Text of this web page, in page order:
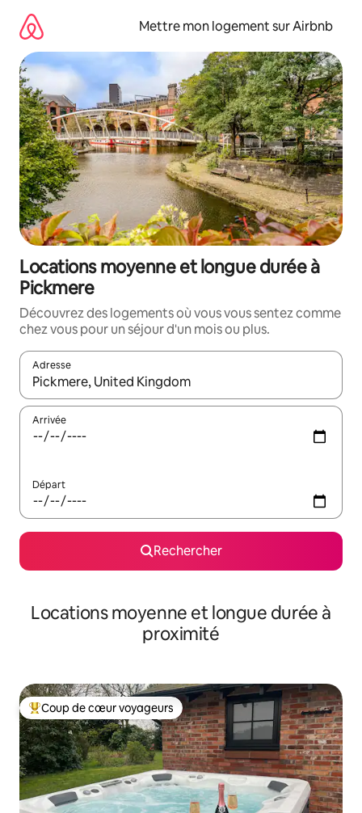
directement
contenu
Mettre mon logement sur Airbnb
Locations moyenne et longue durée à
Pickmere
Découvrez des logements où vous vous sentez comme
chez vous pour un séjour d'un mois ou plus.
Adresse
Lorsque les résultats s'affichent, utilisez les flèches vers le
Arrivée
Départ
Rechercher
Locations moyenne et longue durée à
proximité
Coups de cœur voyageurs les plus appréciés
Coup de cœur voyageurs